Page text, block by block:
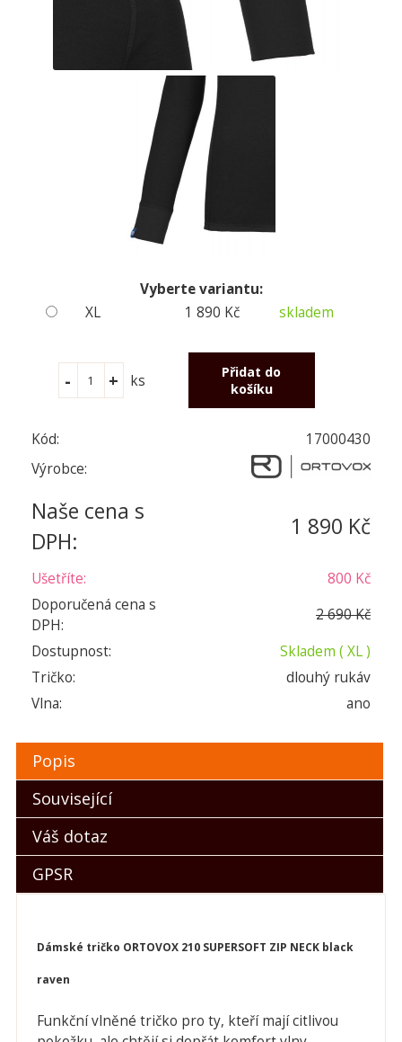
Vyberte variantu:
XL
1 890 Kč skladem
ks
Kód:
17000430
Výrobce:
Naše cena s
DPH:
1 890 Kč
Ušetříte:
800 Kč
Doporučená cena s
DPH:
2 690 Kč
Dostupnost:
Skladem ( XL )
Tričko:
dlouhý rukáv
Vlna:
ano
Popis
Související
Váš dotaz
GPSR
Dámské tričko ORTOVOX 210 SUPERSOFT ZIP NECK black
raven
Funkční vlněné tričko pro ty, kteří mají citlivou